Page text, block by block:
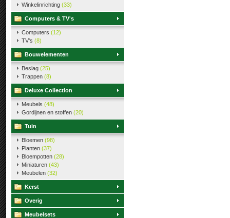
Winkelinrichting (33)
Computers & TV's
Computers (12)
TV's (8)
Bouwelementen
Beslag (25)
Trappen (8)
Deluxe Collection
Meubels (48)
Gordijnen en stoffen (20)
Tuin
Bloemen (98)
Planten (37)
Bloempotten (28)
Miniaturen (43)
Meubelen (32)
Kerst
Overig
Meubelsets